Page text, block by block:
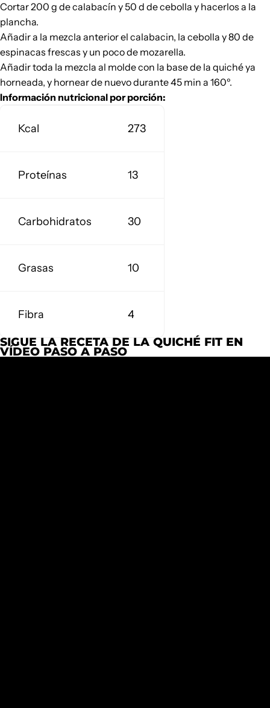
Cortar 200 g de calabacín y 50 d de cebolla y hacerlos a la
plancha.
Añadir a la mezcla anterior el calabacin, la cebolla y 80 de
espinacas frescas y un poco de mozarella.
Añadir toda la mezcla al molde con la base de la quiché ya
horneada, y hornear de nuevo durante 45 min a 160º.
Información nutricional por porción:
Kcal 273
Proteínas 13
Carbohidratos 30
Grasas 10
Fibra 4
SIGUE LA RECETA DE LA QUICHÉ FIT EN
VÍDEO PASO A PASO